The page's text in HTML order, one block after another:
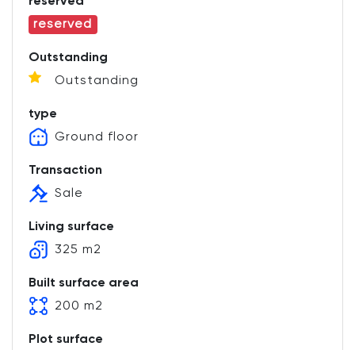
reserved
Outstanding
Outstanding
type
Ground floor
Transaction
Sale
Living surface
325 m2
Built surface area
200 m2
Plot surface